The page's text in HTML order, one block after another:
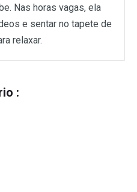
Nas horas vagas, ela
e sentar no tapete de
relaxar.
: